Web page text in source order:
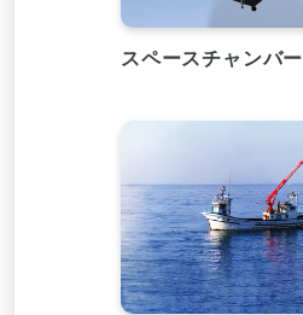
スペースチャンバー